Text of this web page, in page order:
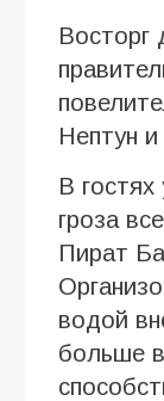
Восторг
Нептун и
В
гроза
Пират
водой
больше